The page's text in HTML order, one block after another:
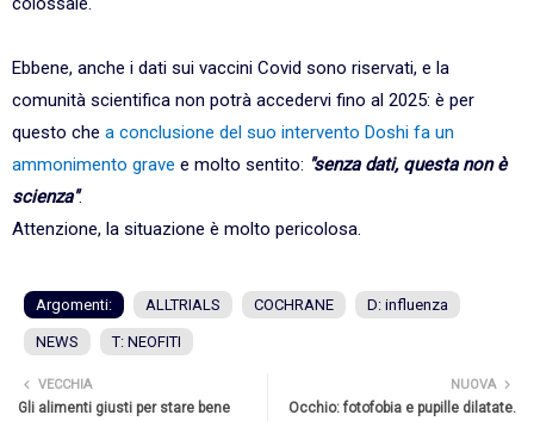
Ebbene, anche i dati sui vaccini Covid sono riservati, e la
comunità scientifica non potrà accedervi fino al 2025: è per
questo che a conclusione del suo intervento Doshi fa un
ammonimento grave e molto sentito: "senza dati, questa non è
scienza".
Attenzione, la situazione è molto pericolosa.
Argomenti: ALLTRIALS COCHRANE D: influenza
NEWS T: NEOFITI
NUOVA
Occhio: fotofobia e pupille dilatate.
VECCHIA
Gli alimenti giusti per stare bene